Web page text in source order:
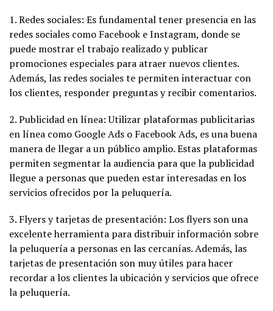
1. Redes sociales: Es fundamental tener presencia en las
redes sociales como Facebook e Instagram, donde se
puede mostrar el trabajo realizado y publicar
promociones especiales para atraer nuevos clientes.
Además, las redes sociales te permiten interactuar con
los clientes, responder preguntas y recibir comentarios.
2. Publicidad en línea: Utilizar plataformas publicitarias
en línea como Google Ads o Facebook Ads, es una buena
manera de llegar a un público amplio. Estas plataformas
permiten segmentar la audiencia para que la publicidad
llegue a personas que pueden estar interesadas en los
servicios ofrecidos por la peluquería.
3. Flyers y tarjetas de presentación: Los flyers son una
excelente herramienta para distribuir información sobre
la peluquería a personas en las cercanías. Además, las
tarjetas de presentación son muy útiles para hacer
recordar a los clientes la ubicación y servicios que ofrece
la peluquería.